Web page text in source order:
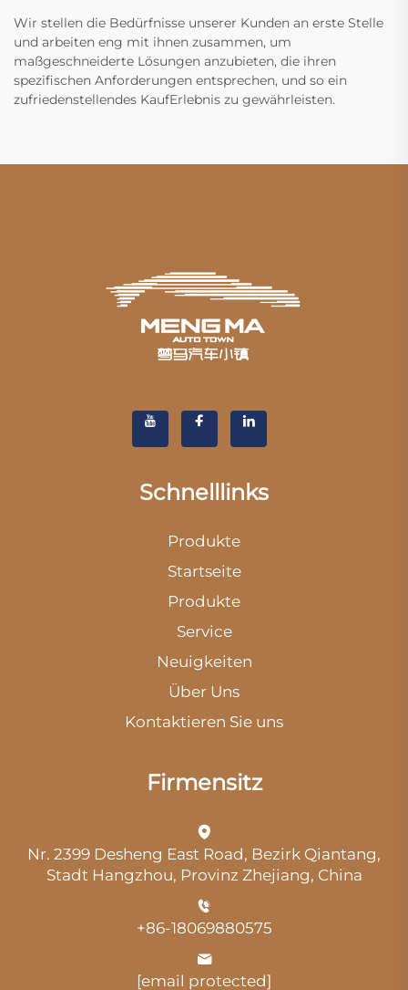
Wir stellen die Bedürfnisse unserer Kunden an erste Stelle
und arbeiten eng mit ihnen zusammen, um
maßgeschneiderte Lösungen anzubieten, die ihren
spezifischen Anforderungen entsprechen, und so ein
zufriedenstellendes KaufErlebnis zu gewährleisten.
Schnelllinks
Produkte
Startseite
Produkte
Service
Neuigkeiten
Über Uns
Kontaktieren Sie uns
Firmensitz
Nr. 2399 Desheng East Road, Bezirk Qiantang,
Stadt Hangzhou, Provinz Zhejiang, China
+86-18069880575
[email protected]